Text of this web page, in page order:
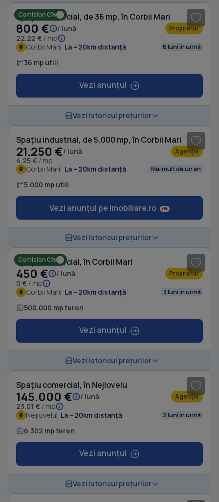
Comision 0%
Spațiu comercial, de 36 mp, în Corbii Mari
800 €
/ lună
22.22 € / mp
Proprietar
Corbii Mari La ~20km distanță 6 luni în urmă
36 mp utili
Vezi anunțul
Vezi istoricul prețurilor
Spațiu industrial, de 5,000 mp, în Corbii Mari
21.250 €/ lună
4.25 € / mp
Agenție
Corbii Mari La ~20km distanță Mai mult de un an
5.000 mp utili
Vezi anunțul pe Imobiliare.ro
Vezi istoricul prețurilor
Comision 0%
Spațiu comercial, în Corbii Mari
450 €
/ lună
0 € / mp
Proprietar
Corbii Mari La ~20km distanță 3 luni în urmă
500.000 mp teren
Vezi anunțul
Vezi istoricul prețurilor
Spațiu comercial, în Nejlovelu
145.000 €
/ lună
23.01 € / mp
Agenție
Nejlovelu La ~20km distanță 2 luni în urmă
6.302 mp teren
Vezi anunțul
Vezi istoricul prețurilor